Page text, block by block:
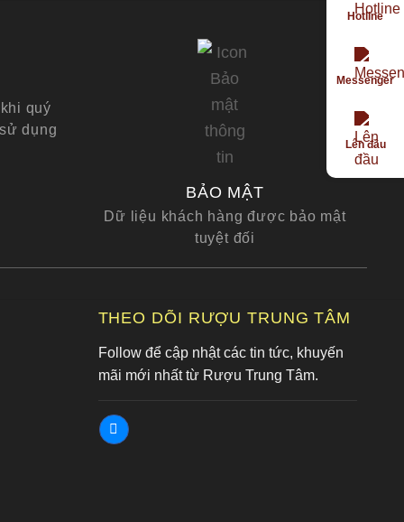
quý
dụng
BẢO MẬT
Dữ liệu khách hàng được bảo mật
tuyệt đối
THEO DÕI RƯỢU TRUNG TÂM
Follow để cập nhật các tin tức, khuyến
mãi mới nhất từ Rượu Trung Tâm.
Hotline
Messenger
Lên đầu